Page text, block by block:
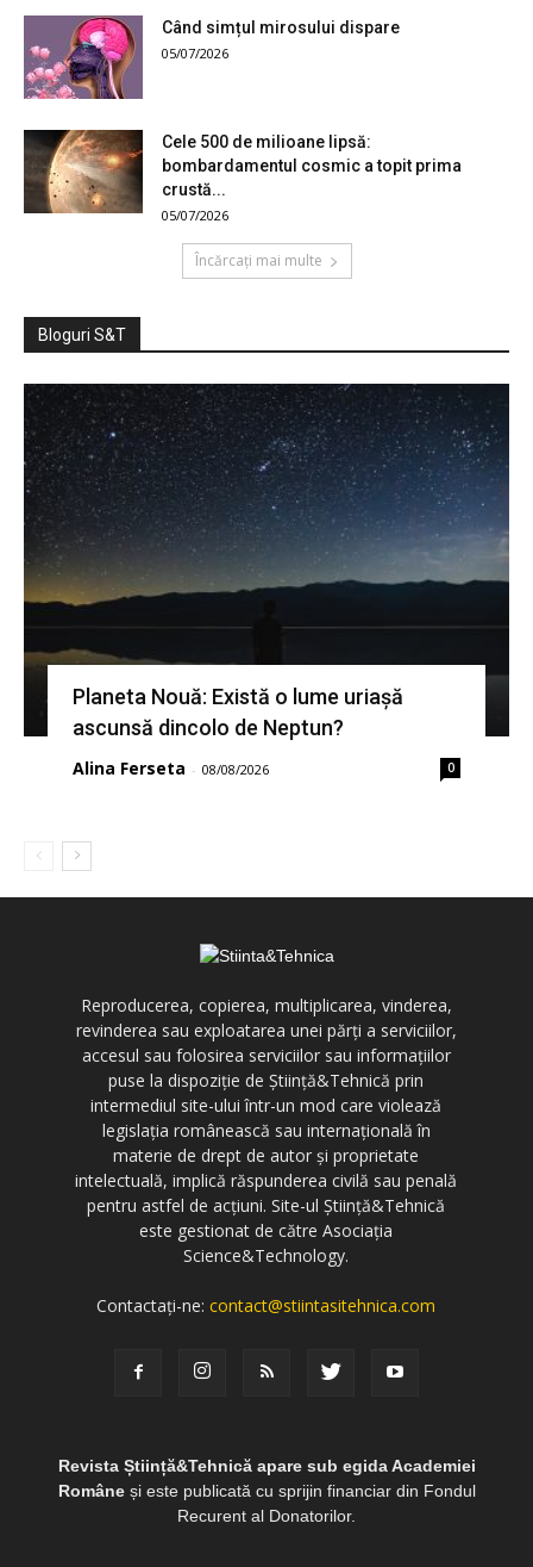
Când simțul mirosului dispare
05/07/2026
Cele 500 de milioane lipsă:
bombardamentul cosmic a topit prima
crustă...
05/07/2026
Încărcați mai multe
Bloguri S&T
Planeta Nouă: Există o lume uriașă
ascunsă dincolo de Neptun?
Alina Ferseta - 08/08/2026 0
Reproducerea, copierea, multiplicarea, vinderea,
revinderea sau exploatarea unei părți a serviciilor,
accesul sau folosirea serviciilor sau informațiilor
puse la dispoziție de Știință&Tehnică prin
intermediul site-ului într-un mod care violează
legislația românească sau internațională în
materie de drept de autor și proprietate
intelectuală, implică răspunderea civilă sau penală
pentru astfel de acțiuni. Site-ul Știință&Tehnică
este gestionat de către Asociația
Science&Technology.
Contactați-ne:contact@stiintasitehnica.com
Revista Știință&Tehnică apare sub egida Academiei
Româneși este publicată cu sprijin financiar din Fondul
Recurent al Donatorilor.